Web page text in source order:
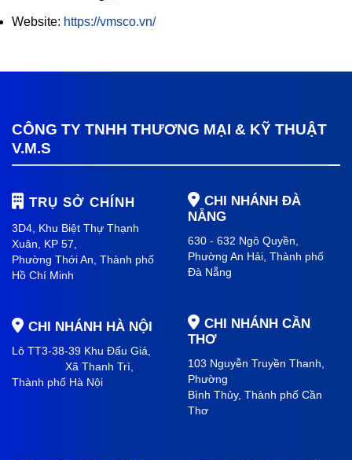
Website: https://vmsco.vn/
CÔNG TY TNHH THƯƠNG MẠI & KỸ THUẬT
V.M.S
TRỤ SỞ CHÍNH
3D4, Khu Biệt Thự Thạnh
Xuân, KP 57,
Phường Thới An, Thành phố
Hồ Chí Minh
CHI NHÁNH HÀ NỘI
Lô TT3-38-39 Khu Đấu Giá,
Xã Thanh Trì,
Thành phố Hà Nội
CHI NHÁNH ĐÀ
NẴNG
630 - 632 Ngô Quyền,
Phường An Hải, Thành phố
Đà Nẵng
CHI NHÁNH CẦN
THƠ
103 Nguyễn Truyền Thanh,
Phường
Bình Thủy, Thành phố Cần
Thơ